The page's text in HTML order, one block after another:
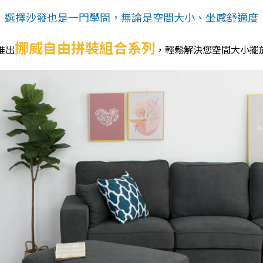
選擇沙發也是一門學問，無論是空間大小、坐感舒適度
出挪威自由拼裝組合系列 ，輕鬆解決您空間大小擺